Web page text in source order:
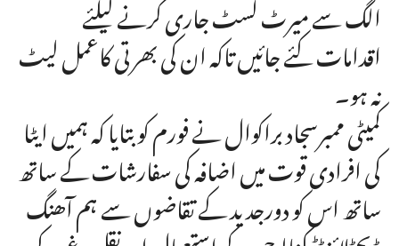
الگ سے میرٹ لسٹ جاری کرنے کیلئے
اقدامات کئے جائیں تاکہ ان کی بھرتی کاعمل لیٹ
نہ ہو۔
کمیٹی ممبرسجاد براکوال نے فورم کو بتایا کہ ہمیں ایٹا
کی افرادی قوت میں اضافہ کی سفارشات کے ساتھ
ساتھ اس کو دورجدید کے تقاضوں سے ہم آھنگ